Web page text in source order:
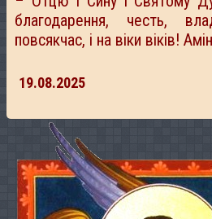
благодарення, честь,
повсякчас, і на віки віків!
19.08.2025